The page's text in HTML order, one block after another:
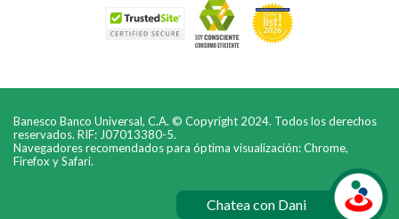
Banesco Banco Universal, C.A. © Copyright 2024. Todos los derechos
reservados. RIF: J07013380-5.
Navegadores recomendados para óptima visualización: Chrome,
Firefox y Safari.
Chatea con Dani